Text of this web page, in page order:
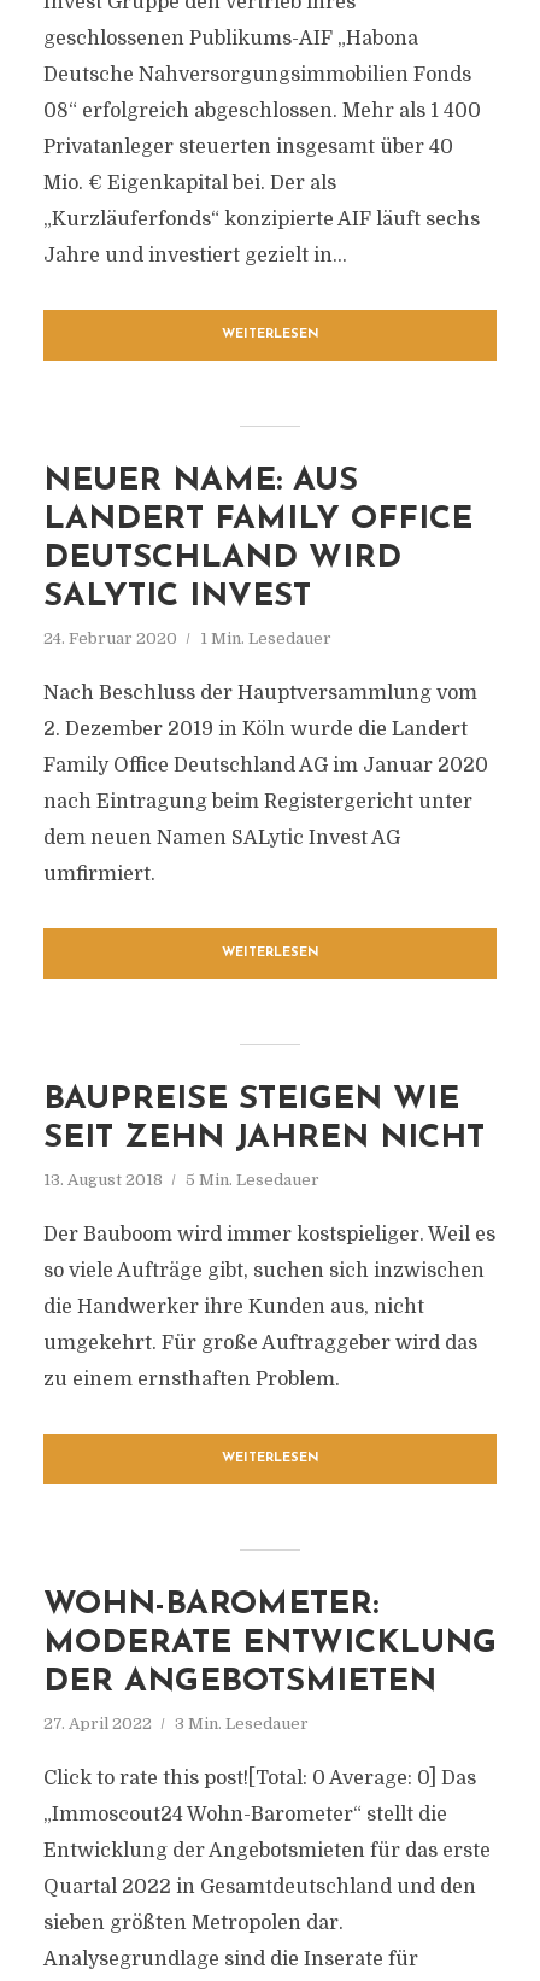
geschlossenen Publikums-AIF „Habona
Deutsche Nahversorgungsimmobilien Fonds
08“ erfolgreich abgeschlossen. Mehr als 1 400
Privatanleger steuerten insgesamt über 40
Mio. € Eigenkapital bei. Der als
„Kurzläuferfonds“ konzipierte AIF läuft sechs
Jahre und investiert gezielt in...
WEITERLESEN
NEUER NAME: AUS
LANDERT FAMILY OFFICE
DEUTSCHLAND WIRD
SALYTIC INVEST
24. Februar 2020 1 Min. Lesedauer
Nach Beschluss der Hauptversammlung vom
2. Dezember 2019 in Köln wurde die Landert
Family Office Deutschland AG im Januar 2020
nach Eintragung beim Registergericht unter
dem neuen Namen SALytic Invest AG
umfirmiert.
WEITERLESEN
BAUPREISE STEIGEN WIE
SEIT ZEHN JAHREN NICHT
13. August 2018 5 Min. Lesedauer
Der Bauboom wird immer kostspieliger. Weil es
so viele Aufträge gibt, suchen sich inzwischen
die Handwerker ihre Kunden aus, nicht
umgekehrt. Für große Auftraggeber wird das
zu einem ernsthaften Problem.
WEITERLESEN
WOHN-BAROMETER:
MODERATE ENTWICKLUNG
DER ANGEBOTSMIETEN
27. April 2022 3 Min. Lesedauer
Click to rate this post![Total: 0 Average: 0] Das
„Immoscout24 Wohn-Barometer“ stellt die
Entwicklung der Angebotsmieten für das erste
Quartal 2022 in Gesamtdeutschland und den
sieben größten Metropolen dar.
Analysegrundlage sind die Inserate für